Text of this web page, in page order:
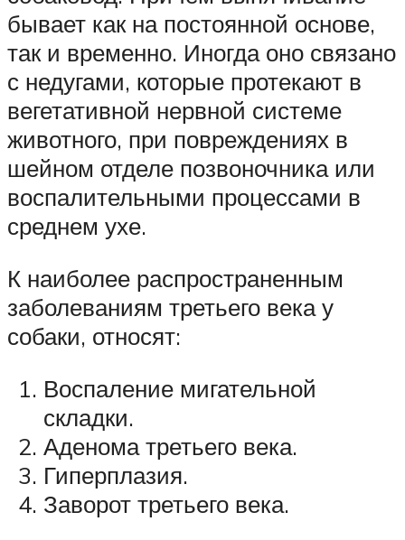
бывает как на постоянной основе,
так и временно. Иногда оно связано
с недугами, которые протекают в
вегетативной нервной системе
животного, при повреждениях в
шейном отделе позвоночника или
воспалительными процессами в
среднем ухе.
К наиболее распространенным
заболеваниям третьего века у
собаки, относят:
Воспаление мигательной
складки.
Аденома третьего века.
Гиперплазия.
Заворот третьего века.